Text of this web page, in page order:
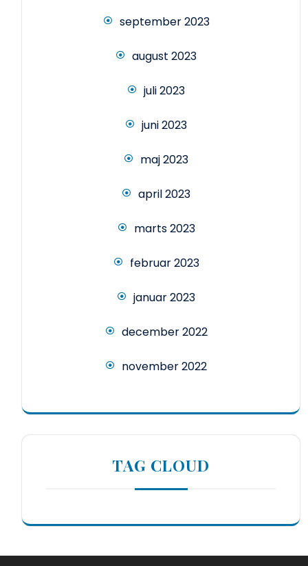
september 2023
august 2023
juli 2023
juni 2023
maj 2023
april 2023
marts 2023
februar 2023
januar 2023
december 2022
november 2022
TAG CLOUD